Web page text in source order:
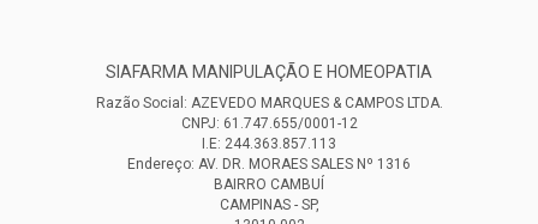
SIAFARMA MANIPULAÇÃO E HOMEOPATIA
Razão Social: AZEVEDO MARQUES & CAMPOS LTDA.
CNPJ: 61.747.655/0001-12
I.E: 244.363.857.113
Endereço: AV. DR. MORAES SALES Nº 1316
BAIRRO CAMBUÍ
CAMPINAS - SP,